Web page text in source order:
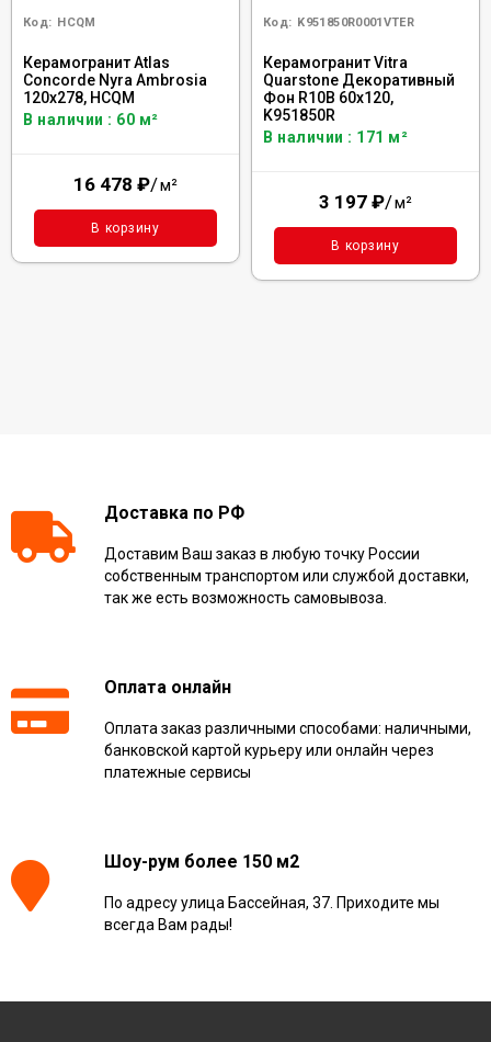
Код: HCQM
Керамогранит Atlas
Concorde Nyra Ambrosia
120x278, HCQM
В наличии : 60 м²
16 478 ₽/м²
В корзину
Код: K951850R0001VTER
Керамогранит Vitra
Quarstone Декоративный
Фон R10B 60x120,
K951850R
В наличии : 171 м²
3 197 ₽/м²
В корзину
Доставка по РФ
Доставим Ваш заказ в любую точку России
собственным транспортом или службой доставки,
так же есть возможность самовывоза.
Оплата онлайн
Оплата заказ различными способами: наличными,
банковской картой курьеру или онлайн через
платежные сервисы
Шоу-рум более 150 м2
По адресу улица Бассейная, 37. Приходите мы
всегда Вам рады!